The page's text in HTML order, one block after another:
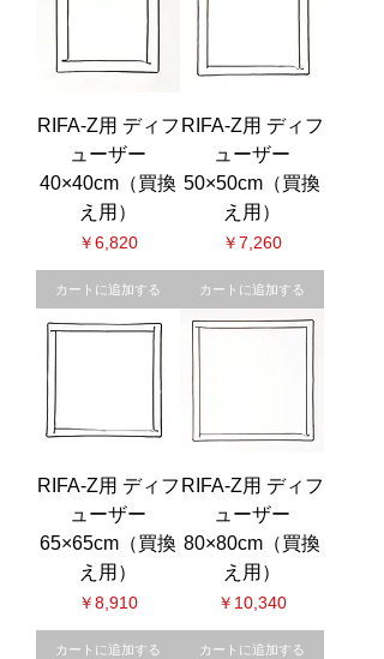
RIFA-Z用 ディフ
ューザー
40×40cm（買換
え用）
価格
￥6,820
カートに追加する
RIFA-Z用 ディフ
ューザー
50×50cm（買換
え用）
価格
￥7,260
カートに追加する
RIFA-Z用 ディフ
ューザー
65×65cm（買換
え用）
価格
￥8,910
カートに追加する
RIFA-Z用 ディフ
ューザー
80×80cm（買換
え用）
価格
￥10,340
カートに追加する